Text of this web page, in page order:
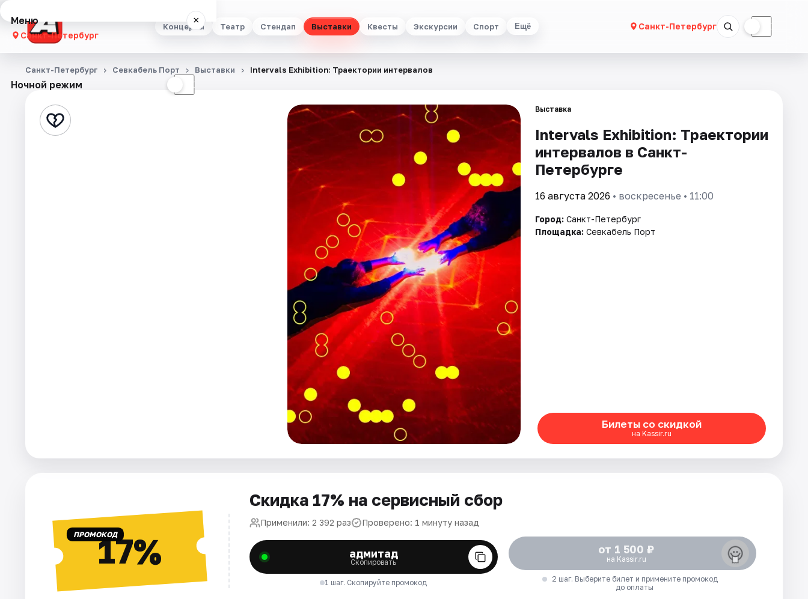
Концерты Театр Стендап Выставки Квесты Экскурсии Спорт Ещё Санкт-Петербург ☾
Меню ×
Санкт-Петербург
Концерты
Стендап
Ночной режим ☾
Санкт-Петербург Севкабель Порт Выставки Intervals Exhibition: Траектории интервалов
Выставка
Intervals Exhibition: Траектории
интервалов в Санкт-
Петербурге
16 августа 2026 • воскресенье • 11:00
Город: Санкт-Петербург
Площадка: Севкабель Порт
Билеты со скидкой
на Kassir.ru
ПРОМОКОД17%
Скидка 17% на сервисный сбор
Применили: 2 392 раз Проверено: 1 минуту назад
адмитад
Скопировать
1 шаг. Скопируйте промокод
от 1 500 ₽
на Kassir.ru
2 шаг. Выберите билет и примените промокод
до оплаты